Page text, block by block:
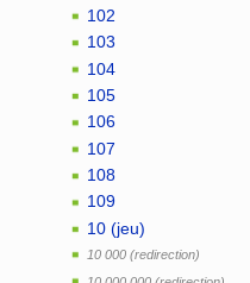
102
103
104
105
106
107
108
109
10 (jeu)
10 000